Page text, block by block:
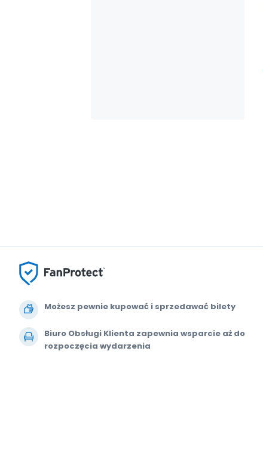
Możesz pewnie kupować i sprzedawać bilety
Biuro Obsługi Klienta zapewnia wsparcie aż do
rozpoczęcia wydarzenia